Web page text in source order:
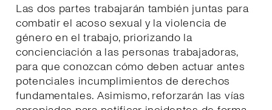
Las dos partes trabajarán también juntas para
combatir el acoso sexual y la violencia de
género en el trabajo, priorizando la
concienciación a las personas trabajadoras,
para que conozcan cómo deben actuar antes
potenciales incumplimientos de derechos
fundamentales. Asimismo, reforzarán las vías